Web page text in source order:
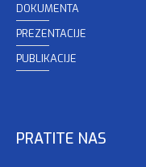
DOKUMENTA
PREZENTACIJE
PUBLIKACIJE
PRATITE NAS